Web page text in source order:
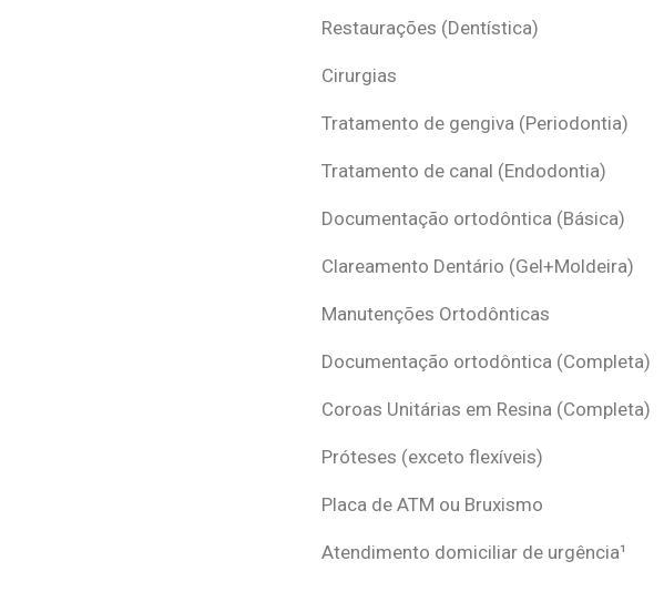
Restaurações (Dentística)
Cirurgias
Tratamento de gengiva (Periodontia)
Tratamento de canal (Endodontia)
Documentação ortodôntica (Básica)
Clareamento Dentário (Gel+Moldeira)
Manutenções Ortodônticas
Documentação ortodôntica (Completa)
Coroas Unitárias em Resina (Completa)
Próteses (exceto flexíveis)
Placa de ATM ou Bruxismo
Atendimento domiciliar de urgência¹